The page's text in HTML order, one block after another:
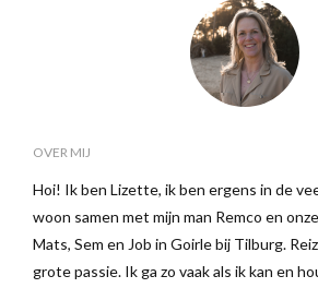
OVER MIJ
Hoi! Ik ben Lizette, ik ben ergens in de
woon samen met mijn man Remco en
Mats, Sem en Job in Goirle bij Tilburg.
grote passie. Ik ga zo vaak als ik kan en